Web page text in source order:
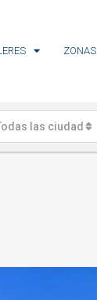
ZONAS
las ciudades